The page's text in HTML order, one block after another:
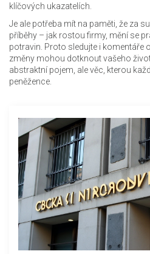
klíčových ukazatelích.
Je ale potřeba mít na paměti, že za
příběhy – jak rostou firmy, mění se
potravin. Proto sledujte i komentáře
změny mohou dotknout vašeho
abstraktní pojem, ale věc, kterou
peněžence.